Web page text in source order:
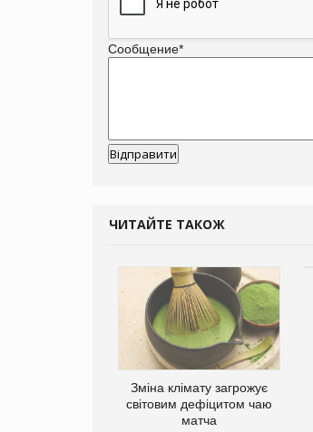
Сообщение*
ЧИТАЙТЕ ТАКОЖ
Зміна клімату загрожує
світовим дефіцитом чаю
матча